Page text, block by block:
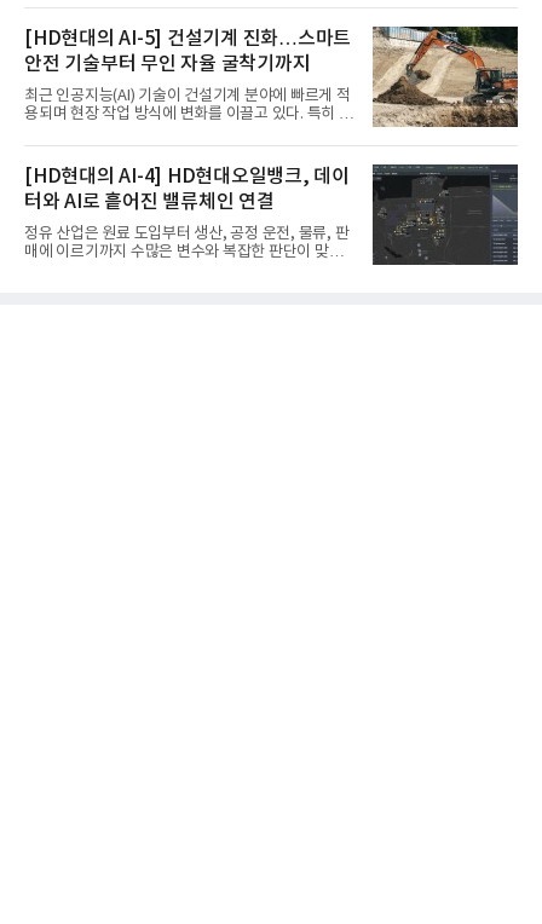
순도 희귀가스 제조 분야 국제공인 인증인 ‘항공우주·
방산 품질경영시스템(AS9100D)’을 획득했다.포스코
에어솔루션은 6일 서울 포스코센터에서 김대연 포스
코에어솔루션 대표, 이일형 로이드인증원(LRQA) 한
국지사 대표 등이 참석한 가운데 ‘항공우주·방산 품질
경영시스템(AS9100D)’ 인증수여식을 가졌다고 밝혔
다.포스코에어솔루션이 획득한 AS9100D는 국제 품
벌 표준이다. 특히 미세
[HD현대의 AI-5] 건설기계 진화…스마트
안전 기술부터 무인 자율 굴착기까지
최근 인공지능(AI) 기술이 건설기계 분야에 빠르게 적
용되며 현장 작업 방식에 변화를 이끌고 있다. 특히 무
마트 건설 현장 구현을 앞당기고 있다.HD현대사이트
솔루션은 최근 스위스 건설 현장에서 무인 자율 굴착
기를 투입했다. 실제 공사를 진행한 것은 처음으로, 건
설장비 자율화 기술의 새로운 이정표를 제시했다.이
번에 투입된 무인 자율 굴착기는 유럽 대형 건설그룹
키바그(KIBAG)의 스위스 투겐 지역 건설 프로젝트에
서 깊이 3m, 폭 12m, 길이 1km 규모의 토목 공사를
[HD현대의 AI-4] HD현대오일뱅크, 데이
터와 AI로 흩어진 밸류체인 연결
정유 산업은 원료 도입부터 생산, 공정 운전, 물류, 판
매에 이르기까지 수많은 변수와 복잡한 판단이 맞물